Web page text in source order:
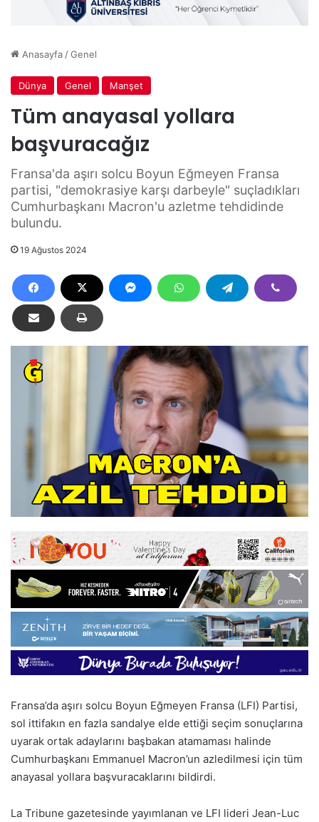
Anasayfa /Genel
Dünya Genel Manşet
Tüm anayasal yollara
başvuracağız
Fransa'da aşırı solcu Boyun Eğmeyen Fransa
partisi, "demokrasiye karşı darbeyle" suçladıkları
Cumhurbaşkanı Macron'u azletme tehdidinde
bulundu.
19 Ağustos 2024
Fransa’da aşırı solcu Boyun Eğmeyen Fransa (LFI) Partisi,
sol ittifakın en fazla sandalye elde ettiği seçim sonuçlarına
uyarak ortak adaylarını başbakan atamaması halinde
Cumhurbaşkanı Emmanuel Macron’un azledilmesi için tüm
anayasal yollara başvuracaklarını bildirdi.
La Tribune gazetesinde yayımlanan ve LFI lideri Jean-Luc